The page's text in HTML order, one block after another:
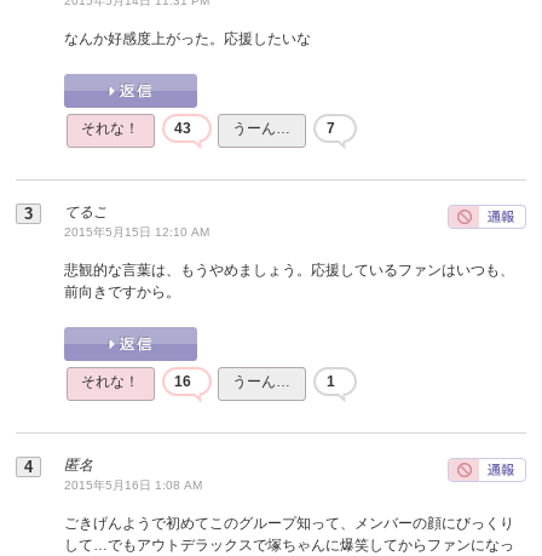
なんか好感度上がった。応援したいな
それな！ 43 うーん… 7
てるこ
2015年5月15日 12:10 AM
悲観的な言葉は、もうやめましょう。応援しているファンはいつも、
前向きですから。
それな！ 16 うーん… 1
匿名
2015年5月16日 1:08 AM
ごきげんようで初めてこのグループ知って、メンバーの顔にびっくり
して…でもアウトデラックスで塚ちゃんに爆笑してからファンになっ